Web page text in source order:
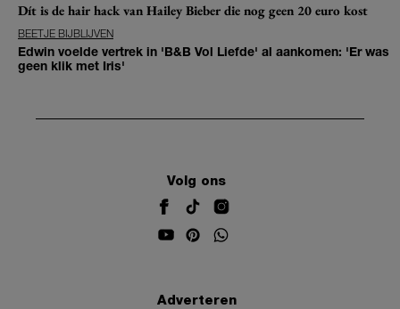
Dít is de hair hack van Hailey Bieber die nog geen 20 euro kost
BEETJE BIJBLIJVEN
Edwin voelde vertrek in 'B&B Vol Liefde' al aankomen: 'Er was
geen klik met Iris'
Volg ons
Adverteren